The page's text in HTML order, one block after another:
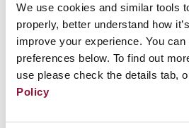
We use cookies and similar tools
properly, better understand how
improve your experience. You
preferences below. To find out
use please check the details tab,
Policy
وخلال الفترة من عام 1949 إلى 1989، أجرى الاتحاد
السوفييتي أكثر من 450 تفجيراً نووياً تجريبياً في موقع
يقارب ربع مجموع التجارب النووية
التي أُجريت عالمياً.